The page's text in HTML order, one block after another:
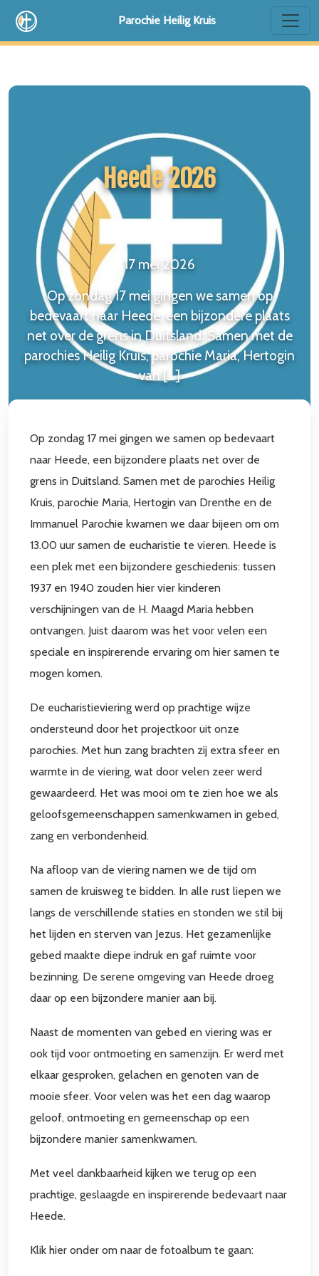
Parochie Heilig Kruis
Win kaartjes voor de première van Franciscus – De
Heede 2026
17 mei 2026
Op zondag 17 mei gingen we samen op
bedevaart naar Heede, een bijzondere plaats
net over de grens in Duitsland. Samen met de
parochies Heilig Kruis, parochie Maria, Hertogin
van […]
Op zondag 17 mei gingen we samen op bedevaart
naar Heede, een bijzondere plaats net over de
grens in Duitsland. Samen met de parochies Heilig
Kruis, parochie Maria, Hertogin van Drenthe en de
Immanuel Parochie kwamen we daar bijeen om om
13.00 uur samen de eucharistie te vieren. Heede is
een plek met een bijzondere geschiedenis: tussen
1937 en 1940 zouden hier vier kinderen
verschijningen van de H. Maagd Maria hebben
ontvangen. Juist daarom was het voor velen een
speciale en inspirerende ervaring om hier samen te
mogen komen.
De eucharistieviering werd op prachtige wijze
ondersteund door het projectkoor uit onze
parochies. Met hun zang brachten zij extra sfeer en
warmte in de viering, wat door velen zeer werd
gewaardeerd. Het was mooi om te zien hoe we als
geloofsgemeenschappen samenkwamen in gebed,
zang en verbondenheid.
Na afloop van de viering namen we de tijd om
samen de kruisweg te bidden. In alle rust liepen we
langs de verschillende staties en stonden we stil bij
het lijden en sterven van Jezus. Het gezamenlijke
gebed maakte diepe indruk en gaf ruimte voor
bezinning. De serene omgeving van Heede droeg
daar op een bijzondere manier aan bij.
Naast de momenten van gebed en viering was er
ook tijd voor ontmoeting en samenzijn. Er werd met
elkaar gesproken, gelachen en genoten van de
mooie sfeer. Voor velen was het een dag waarop
geloof, ontmoeting en gemeenschap op een
bijzondere manier samenkwamen.
Met veel dankbaarheid kijken we terug op een
prachtige, geslaagde en inspirerende bedevaart naar
Heede.
Klik hier onder om naar de fotoalbum te gaan: